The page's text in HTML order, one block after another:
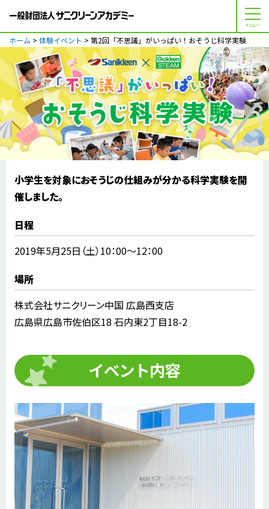
メニュー
ホーム > 体験イベント > 第2回「不思議」がいっぱい！おそうじ科学実験
小学生を対象におそうじの仕組みが分かる科学実験を開
催しました。
日程
2019年5月25日（土）10：00～12：00
場所
株式会社サニクリーン中国 広島西支店
広島県広島市佐伯区18 石内東2丁目18-2